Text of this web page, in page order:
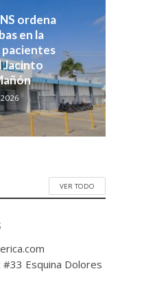
ordena
en la
pacientes
Jacinto
VER TODO
Esquina Dolores